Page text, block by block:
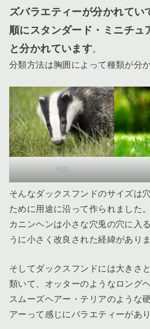
ズバラエティーが分かれてい
順にスタンダード・ミニチュ
と分かれています。
分類方法は胸囲によって種類が分か
穴熊
そんなダックスフンドのサイズは
ために用途に沿って作られました。
カニンヘンは小さな穴兎の穴に入
うに小さく改良された経緯がありま
そしてダックスフンドには大きさ
類いて、オッターのようなロング
スムーズヘアー・テリアのような
アーって感じにバラエティーがあり